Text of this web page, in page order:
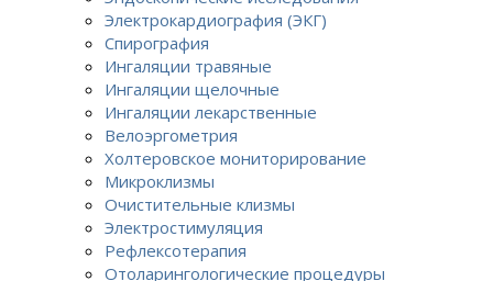
Электрокардиография (ЭКГ)
Спирография
Ингаляции травяные
Ингаляции щелочные
Ингаляции лекарственные
Велоэргометрия
Холтеровское мониторирование
Микроклизмы
Очистительные клизмы
Электростимуляция
Рефлексотерапия
Отоларингологические процедуры